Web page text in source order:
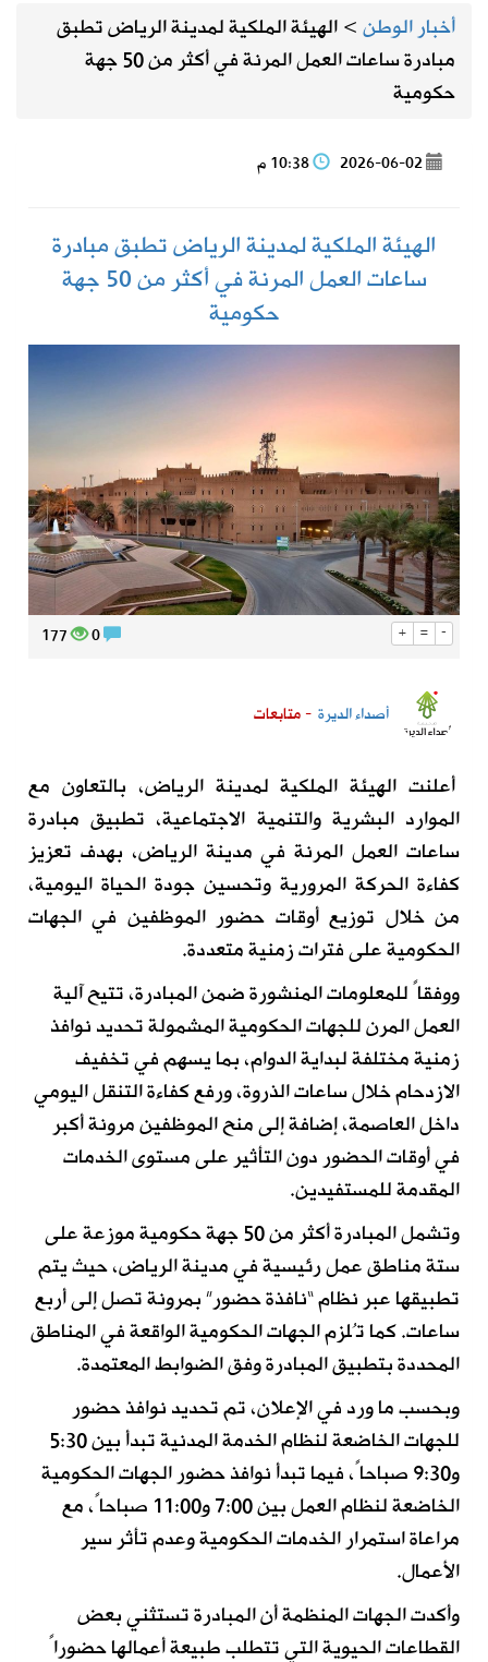
أخبار الوطن>الهيئة الملكية لمدينة الرياض تطبق
مبادرة ساعات العمل المرنة في أكثر من 50 جهة
حكومية
2026-06-02
الهيئة الملكية لمدينة الرياض تطبق مبادرة
ساعات العمل المرنة في أكثر من 50 جهة
حكومية
+ = -
177
أصداء الديرة - متابعات
أعلنت الهيئة الملكية لمدينة الرياض، بالتعاون مع
الموارد البشرية والتنمية الاجتماعية، تطبيق مبادرة
ساعات العمل المرنة في مدينة الرياض، بهدف تعزيز
كفاءة الحركة المرورية وتحسين جودة الحياة اليومية،
من خلال توزيع أوقات حضور الموظفين في الجهات
الحكومية على فترات زمنية متعددة.
ووفقاً للمعلومات المنشورة ضمن المبادرة، تتيح آلية
العمل المرن للجهات الحكومية المشمولة تحديد نوافذ
زمنية مختلفة لبداية الدوام، بما يسهم في تخفيف
الازدحام خلال ساعات الذروة، ورفع كفاءة التنقل اليومي
داخل العاصمة، إضافة إلى منح الموظفين مرونة أكبر
في أوقات الحضور دون التأثير على مستوى الخدمات
المقدمة للمستفيدين.
وتشمل المبادرة أكثر من 50 جهة حكومية موزعة على
ستة مناطق عمل رئيسية في مدينة الرياض، حيث يتم
تطبيقها عبر نظام “نافذة حضور” بمرونة تصل إلى أربع
ساعات. كما تُلزم الجهات الحكومية الواقعة في المناطق
المحددة بتطبيق المبادرة وفق الضوابط المعتمدة.
وبحسب ما ورد في الإعلان، تم تحديد نوافذ حضور
للجهات الخاضعة لنظام الخدمة المدنية تبدأ بين 5:30
و9:30 صباحاً، فيما تبدأ نوافذ حضور الجهات الحكومية
الخاضعة لنظام العمل بين 7:00 و11:00 صباحاً، مع
مراعاة استمرار الخدمات الحكومية وعدم تأثر سير
الأعمال.
وأكدت الجهات المنظمة أن المبادرة تستثني بعض
القطاعات الحيوية التي تتطلب طبيعة أعمالها حضوراً